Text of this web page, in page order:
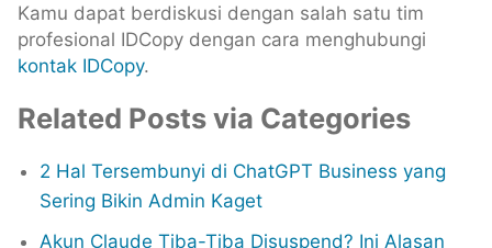
Kamu dapat berdiskusi dengan salah satu tim
profesional IDCopy dengan cara menghubungi
kontak IDCopy.
Related Posts via Categories
2 Hal Tersembunyi di ChatGPT Business yang
Sering Bikin Admin Kaget
Akun Claude Tiba-Tiba Disuspend? Ini Alasan